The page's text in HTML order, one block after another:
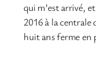
qui m’est arrivé,
2016 à la centrale
huit ans ferme en